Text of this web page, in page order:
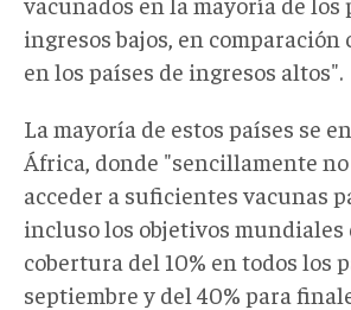
ingresos bajos, en comparación
en los países de ingresos altos".
La mayoría de estos países se
África, donde "sencillamente
acceder a suficientes vacunas
incluso los objetivos mundiales
cobertura del 10% en todos los
septiembre y del 40% para